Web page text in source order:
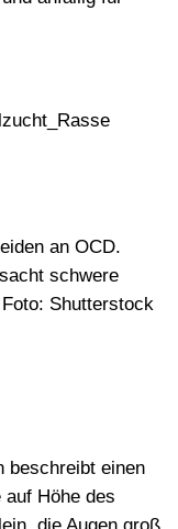
an OCD.
schwere
Shutterstock
beschreibt einen
Höhe des